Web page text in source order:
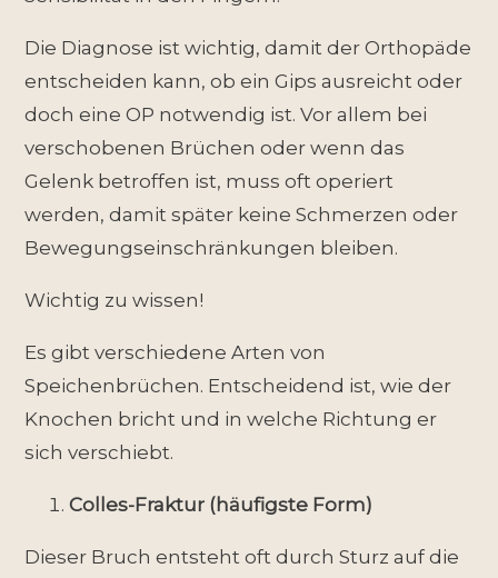
Die Diagnose ist wichtig, damit der Orthopäde
entscheiden kann, ob ein Gips ausreicht oder
doch eine OP notwendig ist. Vor allem bei
verschobenen Brüchen oder wenn das
Gelenk betroffen ist, muss oft operiert
werden, damit später keine Schmerzen oder
Bewegungseinschränkungen bleiben.
Wichtig zu wissen!
Es gibt verschiedene Arten von
Speichenbrüchen. Entscheidend ist, wie der
Knochen bricht und in welche Richtung er
sich verschiebt.
Colles-Fraktur (häufigste Form)
Dieser Bruch entsteht oft durch Sturz auf die